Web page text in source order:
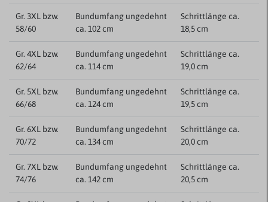
Gr. 3XL bzw.
58/60
Bundumfang ungedehnt
ca. 102 cm
Schrittlänge ca.
18,5 cm
Gr. 4XL bzw.
62/64
Bundumfang ungedehnt
ca. 114 cm
Schrittlänge ca.
19,0 cm
Gr. 5XL bzw.
66/68
Bundumfang ungedehnt
ca. 124 cm
Schrittlänge ca.
19,5 cm
Gr. 6XL bzw.
70/72
Bundumfang ungedehnt
ca. 134 cm
Schrittlänge ca.
20,0 cm
Gr. 7XL bzw.
74/76
Bundumfang ungedehnt
ca. 142 cm
Schrittlänge ca.
20,5 cm